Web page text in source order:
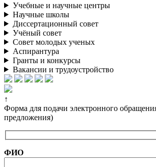
Учебные и научные центры
Научные школы
Диссертационный совет
Учёный совет
Совет молодых ученых
Аспирантура
Гранты и конкурсы
Вакансии и трудоустройство
↑
Форма для подачи электронного
предложения)
ФИО